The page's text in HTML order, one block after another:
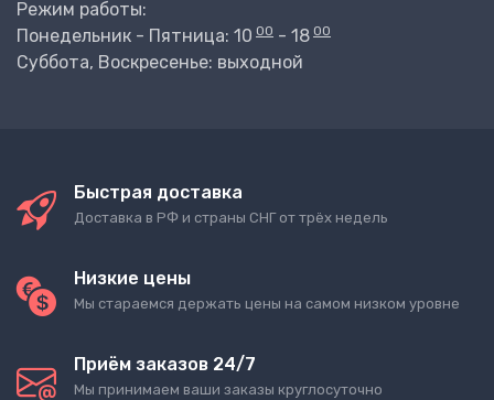
Режим работы:
Понедельник - Пятница: 10 00 - 18 00
Суббота, Воскресенье: выходной
Быстрая доставка
Доставка в РФ и страны СНГ от трёх недель
Низкие цены
Мы стараемся держать цены на самом низком уровне
Приём заказов 24/7
Мы принимаем ваши заказы круглосуточно